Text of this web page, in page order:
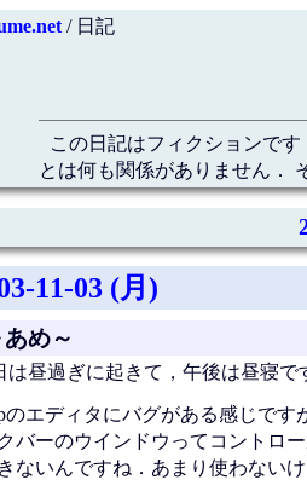
/ 日記
この日記はフィクションで
とは何も関係がありません．
11-03 (月)
め～
は昼過ぎに起きて，午後は昼寝で
のエディタにバグがある感じで
バーのウインドウってコントロ
ないんですね．あまり使わない